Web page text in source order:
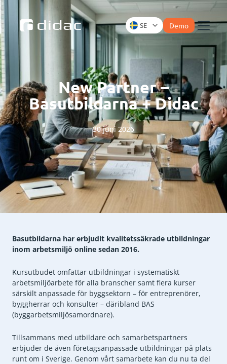
SE Demo Meny
New Partner –
Basutbildarna + Didac
30 juni 2026
Basutbildarna har erbjudit kvalitetssäkrade utbildningar
inom arbetsmiljö online sedan 2016.
Kursutbudet omfattar utbildningar i systematiskt
arbetsmiljöarbete för alla branscher samt flera kurser
särskilt anpassade för byggsektorn – för entreprenörer,
byggherrar och konsulter – däribland BAS
(byggarbetsmiljösamordnare).
Tillsammans med utbildare och samarbetspartners
erbjuder de även företagsanpassade utbildningar på plats
runt om i Sverige. Genom vårt samarbete kan du nu ta del